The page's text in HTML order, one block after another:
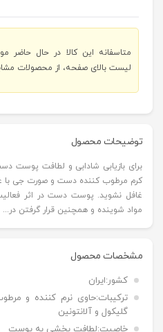
متاسفانه این کالا در حال حاضر
لیست بالای صفحه، از محصولات
توضیحات محصول
برای بازیابی شادابی و لطافت پوست
غافل نشوید. پوست دست در اثر
مواد شوینده و همچنین قرار گرفتن در...
مشخصات محصول
کشور:ایران
ترکیبات:حاوی نرم کننده و
گلیکول و آلانتونین
خاصیت:لطافت بخشی به پوست